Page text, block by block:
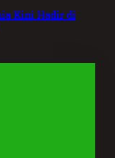
Kini Hadir di